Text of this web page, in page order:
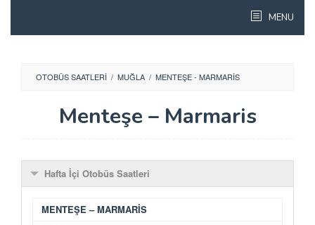
content
MENU
OTOBÜS SAATLERI / MUĞLA / MENTEŞE - MARMARIS
Menteşe – Marmaris
Hafta İçi Otobüs Saatleri
MENTEŞE – MARMARİS